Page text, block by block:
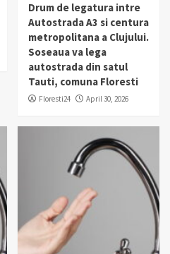
Drum de legatura intre
Autostrada A3 si centura
metropolitana a Clujului.
Soseaua va lega
autostrada din satul
Tauti, comuna Floresti
Floresti24 April 30, 2026